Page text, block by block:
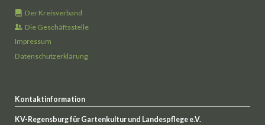
Der Kreisverband
Die Geschäftsstelle
Impressum
Datenschutzerklärung
Kontaktinformation
KV-Regensburg für Gartenkultur und Landespflege e.V.